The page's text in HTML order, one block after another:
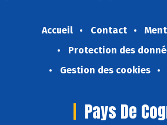
Accueil Contact
Protection des
Gestion des cookies
Pays De